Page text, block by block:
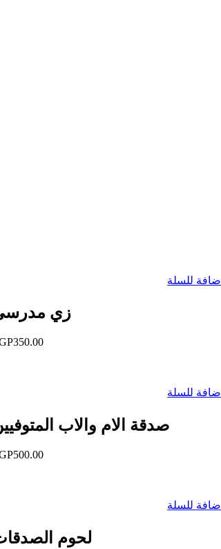
إضافة للسلة
زي
350.00
إضافة للسلة
صدقة الام والاب
500.00
إضافة للسلة
لحوم